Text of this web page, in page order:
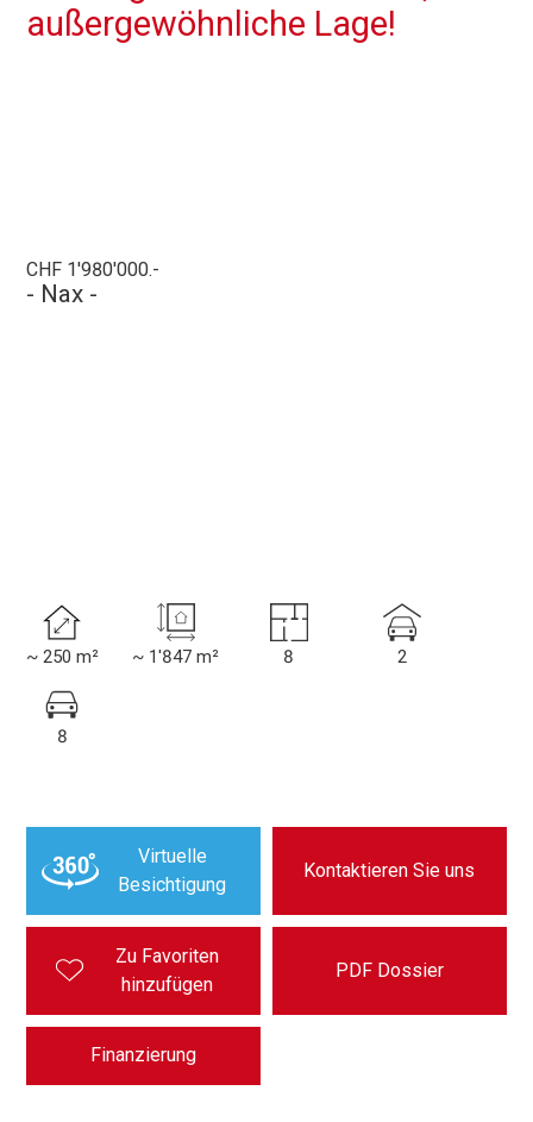
außergewöhnliche Lage!
CHF 1'980'000.-
- Nax -
~ 250 m² ~ 1'847 m² 8 2
8
Virtuelle
Besichtigung
Kontaktieren Sie uns
Zu Favoriten
hinzufügen
PDF Dossier
Finanzierung